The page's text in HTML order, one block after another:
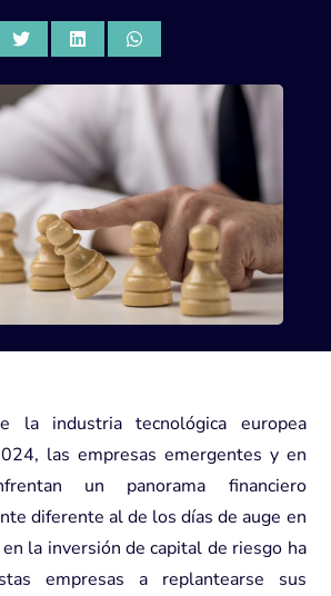
la industria tecnológica europea
las empresas emergentes y en
un panorama financiero
diferente al de los días de auge en
la inversión de capital de riesgo ha
empresas a replantearse sus